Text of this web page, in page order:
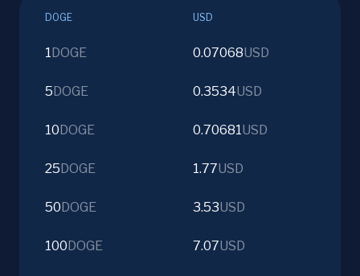
DOGE USD
1 DOGE 0.07068USD
5 DOGE 0.3534USD
10 DOGE 0.70681USD
25 DOGE 1.77USD
50 DOGE 3.53USD
100 DOGE 7.07USD